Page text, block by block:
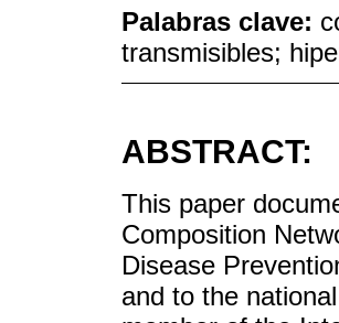
Palabras clave:
transmisibles;
ABSTRACT:
This paper
Composition
Disease
and to the